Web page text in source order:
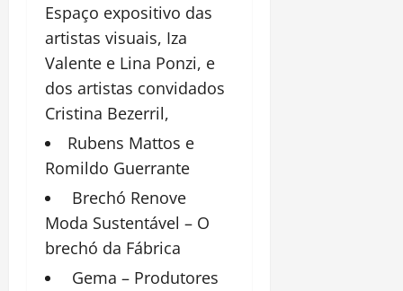
Espaço expositivo das
artistas visuais, Iza
Valente e Lina Ponzi, e
dos artistas convidados
Cristina Bezerril,
Rubens Mattos e
Romildo Guerrante
Brechó Renove
Moda Sustentável – O
brechó da Fábrica
Gema – Produtores